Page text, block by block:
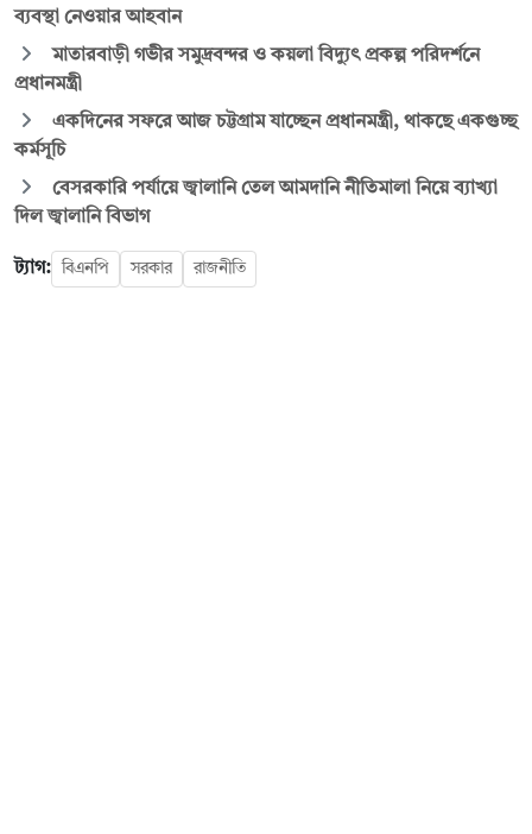
ব্যবস্থা নেওয়ার আহবান
মাতারবাড়ী গভীর সমুদ্রবন্দর ও কয়লা বিদ্যুৎ প্রকল্প পরিদর্শনে
প্রধানমন্ত্রী
একদিনের সফরে আজ চট্টগ্রাম যাচ্ছেন প্রধানমন্ত্রী, থাকছে একগুচ্ছ
কর্মসূচি
বেসরকারি পর্যায়ে জ্বালানি তেল আমদানি নীতিমালা নিয়ে ব্যাখ্যা
দিল জ্বালানি বিভাগ
ট্যাগ: বিএনপি সরকার রাজনীতি